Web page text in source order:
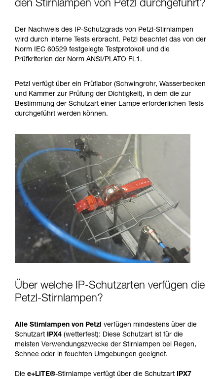
den Stirnlampen von Petzl durchgeführt?
Der Nachweis des IP-Schutzgrads von Petzl-Stirnlampen
wird durch interne Tests erbracht. Petzl beachtet das von der
Norm IEC 60529 festgelegte Testprotokoll und die
Prüfkriterien der Norm ANSI/PLATO FL1.
Petzl verfügt über ein Prüflabor (Schwingrohr, Wasserbecken
und Kammer zur Prüfung der Dichtigkeit), in dem die zur
Bestimmung der Schutzart einer Lampe erforderlichen Tests
durchgeführt werden können.
Über welche IP-Schutzarten verfügen die
Petzl-Stirnlampen?
Alle Stirnlampen von Petzl verfügen mindestens über die
Schutzart IPX4 (wetterfest): Diese Schutzart ist für die
meisten Verwendungszwecke der Stirnlampen bei Regen,
Schnee oder in feuchten Umgebungen geeignet.
Die e+LITE®-Stirnlampe verfügt über die Schutzart IPX7